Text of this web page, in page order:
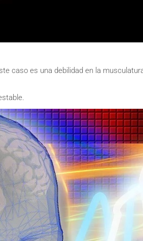
caso es una debilidad en la